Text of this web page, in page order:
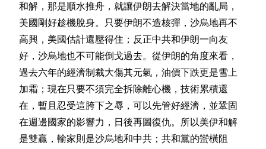
和解，那是順水推舟，就讓伊朗去解決當地的亂局，
美國剛好趁機脫身。只要伊朗不造核彈，沙烏地再不
高興，美國估計還壓得住；反正中共和伊朗一向友
好，沙烏地也不可能倒戈過去。從伊朗的角度來看，
過去六年的經濟制裁大傷其元氣，油價下跌更是雪上
加霜；現在只要不須完全拆除離心機，技術累積還
在，暫且忍受這胯下之辱，可以先管好經濟，並鞏固
在週邊國家的影響力，日後再圖復仇。所以美伊和解
是雙贏，輸家則是沙烏地和中共；共和黨的蠻橫阻